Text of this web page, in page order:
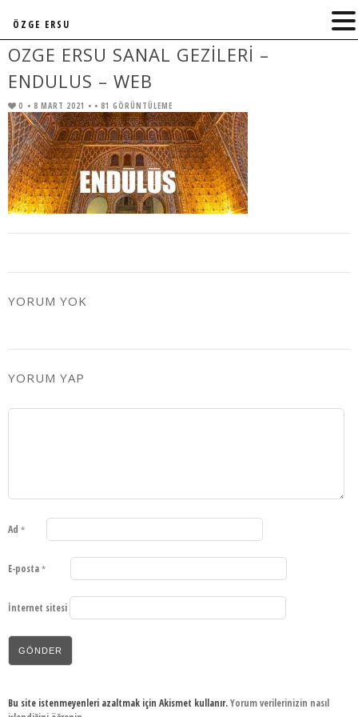
OZGE ERSU SANAL GEZILERI –
ENDULUS – WEB
0 • 8 MART 2021 • • 81 GÖRÜNTÜLEME
YORUM YOK
YORUM YAP
Ad *
E-posta *
İnternet sitesi
Bu site istenmeyenleri azaltmak için Akismet kullanır.Yorum verilerinizin nasıl
ÖZGE ERSU